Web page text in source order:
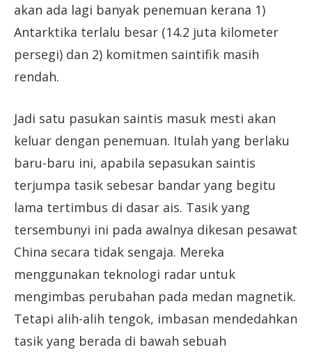
akan ada lagi banyak penemuan kerana 1)
Antarktika terlalu besar (14.2 juta kilometer
persegi) dan 2) komitmen saintifik masih
rendah.
Jadi satu pasukan saintis masuk mesti akan
keluar dengan penemuan. Itulah yang berlaku
baru-baru ini, apabila sepasukan saintis
terjumpa tasik sebesar bandar yang begitu
lama tertimbus di dasar ais. Tasik yang
tersembunyi ini pada awalnya dikesan pesawat
China secara tidak sengaja. Mereka
menggunakan teknologi radar untuk
mengimbas perubahan pada medan magnetik.
Tetapi alih-alih tengok, imbasan mendedahkan
tasik yang berada di bawah sebuah